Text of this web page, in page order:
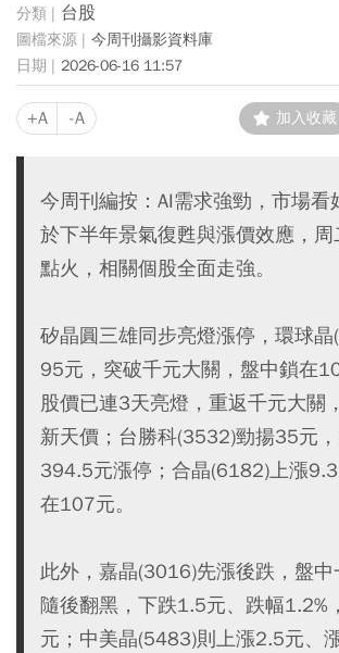
台股
今周刊攝影資料庫
2026-06-16 11:57
+A -A 加入收藏
今周刊編按：AI需求強勁，市場看
於下半年景氣復甦與漲價效應，
點火，相關個股全面走強。
矽晶圓三雄同步亮燈漲停，環球
95元，突破千元大關，盤中鎖在
股價已連3天亮燈，重返千元大關
新天價；台勝科(3532)勁揚35元
394.5元漲停；合晶(6182)上漲
在107元。
此外，嘉晶(3016)先漲後跌，盤中
隨後翻黑，下跌1.5元、跌幅1.2%
元；中美晶(5483)則上漲2.5元、